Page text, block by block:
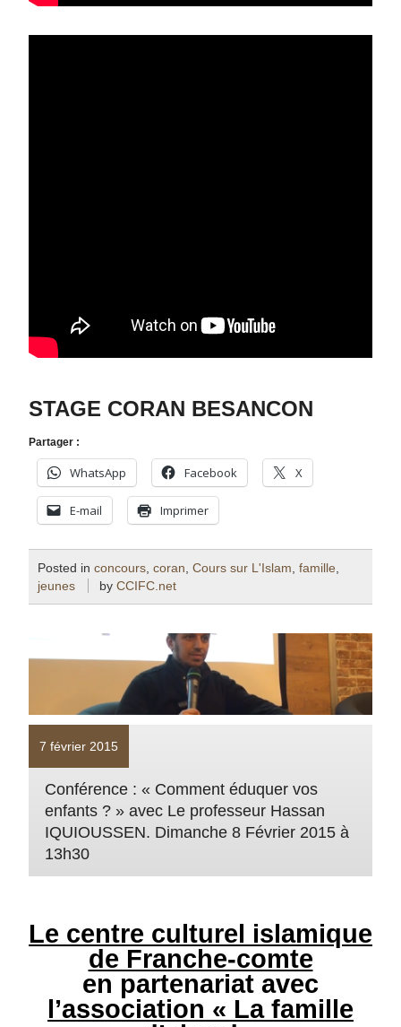
STAGE CORAN BESANCON
Partager :
WhatsApp Facebook X
E-mail Imprimer
Posted inconcours ,coran ,Cours sur L'Islam ,famille
jeunes
by CCIFC.net
7 février 2015
Conférence : « Comment éduquer vos
enfants ? » avec Le professeur Hassan
IQUIOUSSEN. Dimanche 8 Février 2015 à
13h30
Le centre culturel islamique
de Franche-comte
en partenariat avec
l’association « La famille